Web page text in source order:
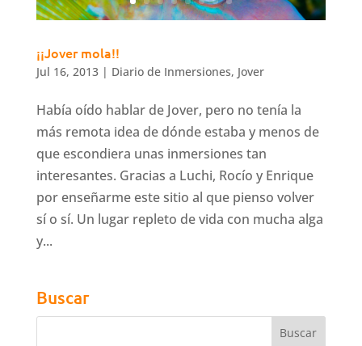
¡¡Jover mola!!
Jul 16, 2013| Diario de Inmersiones, Jover
Había oído hablar de Jover, pero no tenía la
más remota idea de dónde estaba y menos de
que escondiera unas inmersiones tan
interesantes. Gracias a Luchi, Rocío y Enrique
por enseñarme este sitio al que pienso volver
sí o sí. Un lugar repleto de vida con mucha alga
y...
Buscar